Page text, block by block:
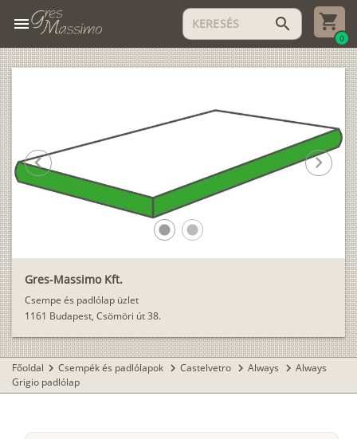
menu search
0
Gres-Massimo Kft.
Csempe és padlólap üzlet
1161 Budapest, Csömöri út 38.
lens lens
chevron_left chevron_right
Főoldal chevron_right Csempék és padlólapok chevron_right Castelvetro chevron_right Always chevron_right Always
Grigio padlólap